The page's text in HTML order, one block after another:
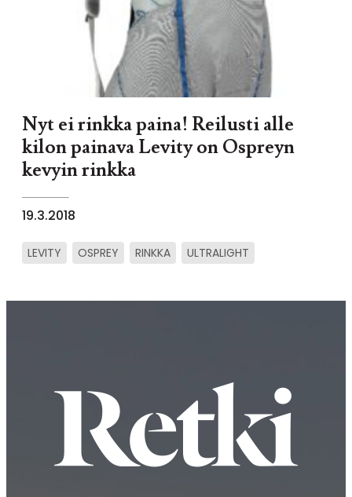
Nyt ei rinkka paina! Reilusti alle
kilon painava Levity on Ospreyn
kevyin rinkka
19.3.2018
LEVITY OSPREY RINKKA ULTRALIGHT